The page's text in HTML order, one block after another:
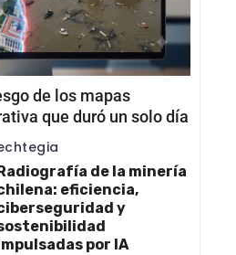
de los mapas
que duró un solo día
Radiografía de la minería
eficiencia,
y
por IA